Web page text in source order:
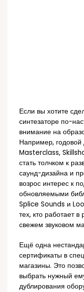
Если вы хотите
синтезаторе по-
внимание на
Например,
Masterclass,
стать толчком к
саунд-дизайна и
возрос интерес к
обновляемыми
Splice Sounds и
тех, кто работает
свежем звуковом
Ещё одна
сертификаты в
магазины. Это
выбрать нужный
дублирования